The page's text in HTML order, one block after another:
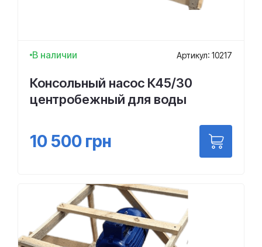
В наличии Артикул: 10217
Консольный насос К45/30
центробежный для воды
10 500 грн